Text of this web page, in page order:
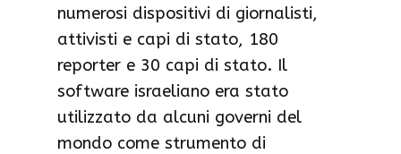
numerosi dispositivi di giornalisti,
attivisti e capi di stato, 180
reporter e 30 capi di stato. Il
software israeliano era stato
utilizzato da alcuni governi del
mondo come strumento di